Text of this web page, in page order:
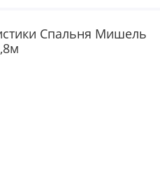
Спальня Мишель